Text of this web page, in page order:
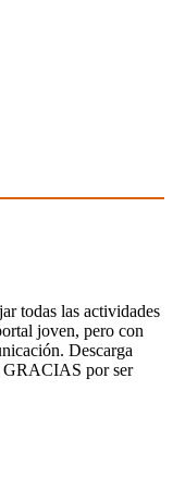
todas las actividades
joven, pero con
Descarga
GRACIAS por ser